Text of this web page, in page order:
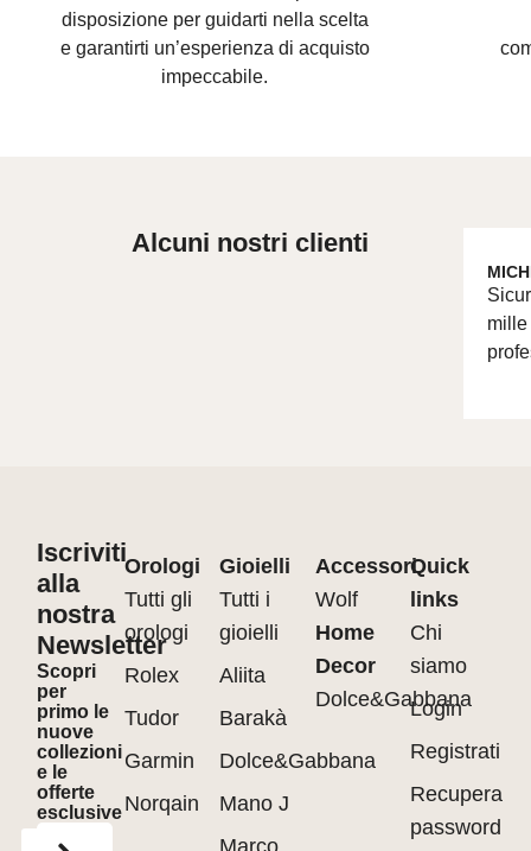
disposizione per guidarti nella scelta
e garantirti un’esperienza di acquisto
impeccabile.
Alcuni nostri clienti
mille
Iscriviti
alla
nostra
Newsletter
Scopri
per
primo le
nuove
collezioni
e le
offerte
esclusive
Orologi
Tutti gli
orologi
Rolex
Tudor
Garmin
Norqain
Gioielli
Tutti i
gioielli
Aliita
Barakà
Dolce&Gabbana
Mano J
Accessori
Wolf
Home
Decor
Dolce&Gabbana
Quick
links
Chi
siamo
Login
Registrati
Recupera
password